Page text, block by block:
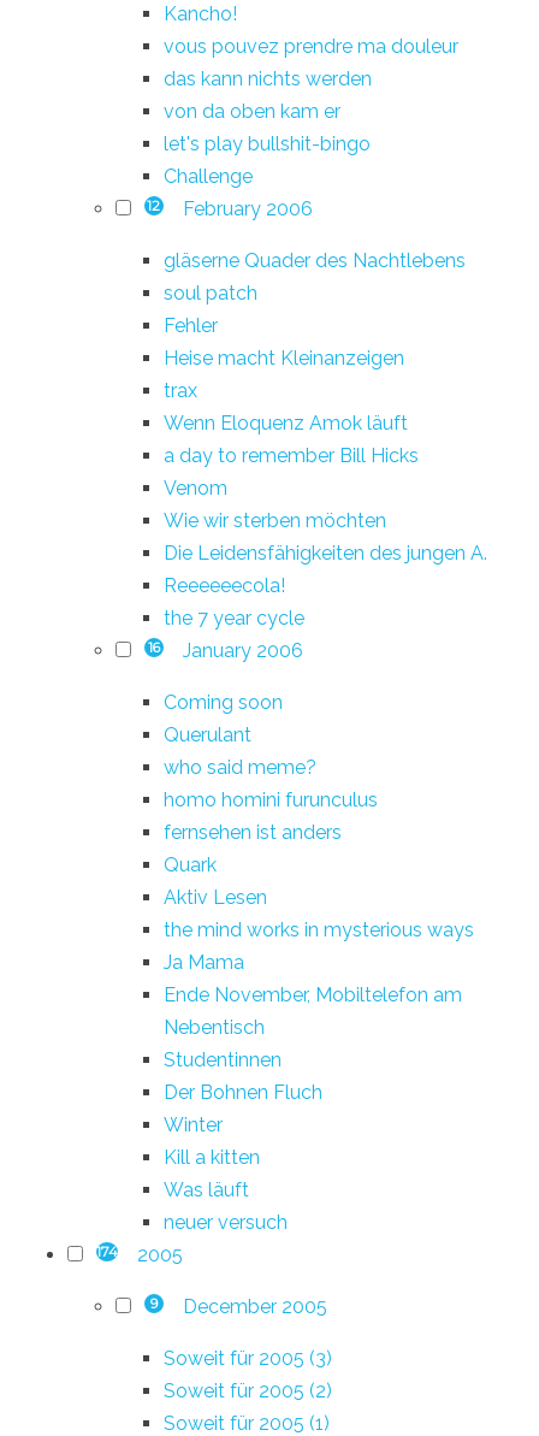
Kancho!
vous pouvez prendre ma douleur
das kann nichts werden
von da oben kam er
let's play bullshit-bingo
Challenge
12 February 2006
gläserne Quader des Nachtlebens
soul patch
Fehler
Heise macht Kleinanzeigen
trax
Wenn Eloquenz Amok läuft
a day to remember Bill Hicks
Venom
Wie wir sterben möchten
Die Leidensfähigkeiten des jungen A.
Reeeeeecola!
the 7 year cycle
16 January 2006
Coming soon
Querulant
who said meme?
homo homini furunculus
fernsehen ist anders
Quark
Aktiv Lesen
the mind works in mysterious ways
Ja Mama
Ende November, Mobiltelefon am
Nebentisch
Studentinnen
Der Bohnen Fluch
Winter
Kill a kitten
Was läuft
neuer versuch
174 2005
9 December 2005
Soweit für 2005 (3)
Soweit für 2005 (2)
Soweit für 2005 (1)